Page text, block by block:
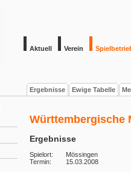
Aktuell Verein
Ergebnisse Ewige Tabelle
Württembergische
Ergebnisse
Spielort:
Mössingen
Termin:
15.03.2008